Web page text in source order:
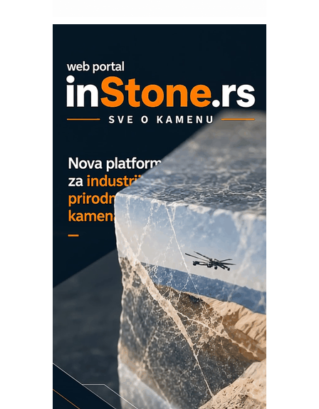
era CNC merenja
Proizvodnja iC7 Hybrid 1500 VDC
mrežnog pretvarača sa tečnim
hlađenjem
COMBYPACK
EVOKS Maintenance Management